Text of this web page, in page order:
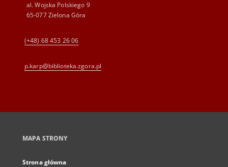
al. Wojska Polskiego 9
65-077 Zielona Góra
(+48) 68 453 26 06
p.karp@biblioteka.zgora.pl
MAPA STRONY
Strona główna